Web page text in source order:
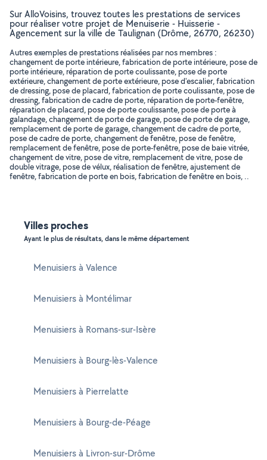
Sur AlloVoisins, trouvez toutes les prestations de services
pour réaliser votre projet de Menuiserie - Huisserie -
Agencement sur la ville de Taulignan (Drôme, 26770, 26230)
Autres exemples de prestations réalisées par nos membres :
changement de porte intérieure, fabrication de porte intérieure, pose de
porte intérieure, réparation de porte coulissante, pose de porte
extérieure, changement de porte extérieure, pose d'escalier, fabrication
de dressing, pose de placard, fabrication de porte coulissante, pose de
dressing, fabrication de cadre de porte, réparation de porte-fenêtre,
réparation de placard, pose de porte coulissante, pose de porte à
galandage, changement de porte de garage, pose de porte de garage,
remplacement de porte de garage, changement de cadre de porte,
pose de cadre de porte, changement de fenêtre, pose de fenêtre,
remplacement de fenêtre, pose de porte-fenêtre, pose de baie vitrée,
changement de vitre, pose de vitre, remplacement de vitre, pose de
double vitrage, pose de vélux, réalisation de fenêtre, ajustement de
fenêtre, fabrication de porte en bois, fabrication de fenêtre en bois, ..
Villes proches
Ayant le plus de résultats, dans le même département
Menuisiers à Valence
Menuisiers à Montélimar
Menuisiers à Romans-sur-Isère
Menuisiers à Bourg-lès-Valence
Menuisiers à Pierrelatte
Menuisiers à Bourg-de-Péage
Menuisiers à Livron-sur-Drôme